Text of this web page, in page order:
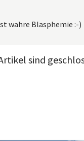
wahre Blasphemie :-)
sind